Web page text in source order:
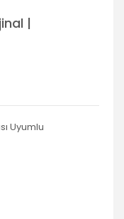
|
Uyumlu